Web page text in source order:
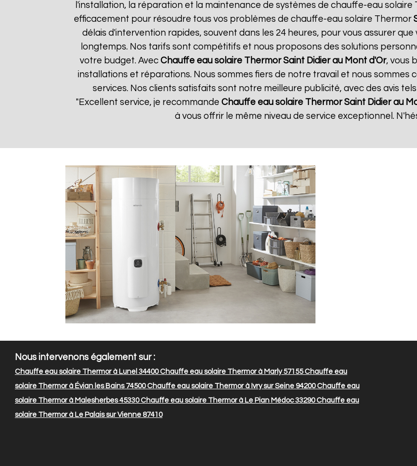
l'installation, la réparation et la maintenance de systèmes de chauffe-eau
efficacement pour résoudre tous vos problèmes de chauffe-eau solaire Thermor
délais d'intervention rapides, souvent dans les 24 heures, pour vous assurer
longtemps. Nos tarifs sont compétitifs et nous proposons des solutions
votre budget. Avec Chauffe eau solaire Thermor Saint Didier au Mont d'Or, vous
installations et réparations. Nous sommes fiers de notre travail et nous sommes
services. Nos clients satisfaits sont notre meilleure publicité, avec des avis
"Excellent service, je recommande Chauffe eau solaire Thermor Saint Didier au
à vous offrir le même niveau de service exceptionnel.
Nous intervenons également sur :
Chauffe eau solaire Thermor à Lunel 34400Chauffe eau solaire Thermor à Marly 57155Chauffe eau
solaire Thermor à Évian les Bains 74500Chauffe eau solaire Thermor à Ivry sur Seine 94200Chauffe eau
solaire Thermor à Malesherbes 45330Chauffe eau solaire Thermor à Le Pian Médoc 33290Chauffe eau
solaire Thermor à Le Palais sur Vienne 87410